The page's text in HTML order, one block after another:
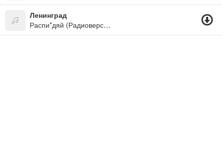
Ленинград
Распи*дяй (Радиоверсия) - Ну Куда Ж Без Апофеоза